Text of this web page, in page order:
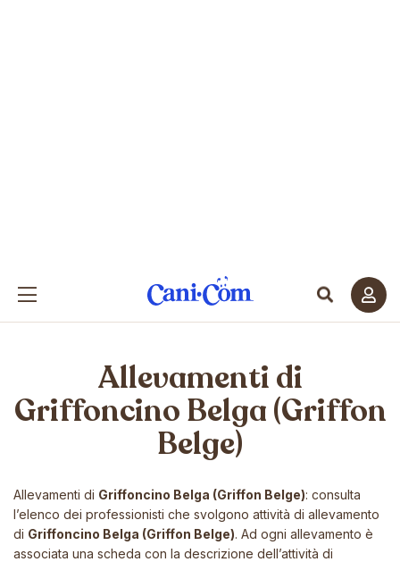
Allevamenti di
Griffoncino Belga (Griffon
Belge)
Allevamenti di Griffoncino Belga (Griffon Belge): consulta
l’elenco dei professionisti che svolgono attività di allevamento
di Griffoncino Belga (Griffon Belge). Ad ogni allevamento è
associata una scheda con la descrizione dell’attività di